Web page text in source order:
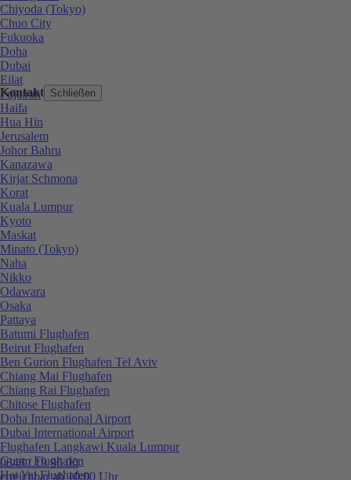
Kontakt Schließen
0848 / 19 96 00
erreichbar ab 10:00 Uhr
Chiyoda (Tokyo)
Chuo City
Fukuoka
Doha
Dubai
Eilat
Fujairah
Haifa
Hua Hin
Jerusalem
Johor Bahru
Kanazawa
Kirjat Schmona
Korat
Kuala Lumpur
Kyoto
Maskat
Minato (Tokyo)
Naha
Nikko
Odawara
Osaka
Pattaya
Batumi Flughafen
Beirut Flughafen
Ben Gurion Flughafen Tel Aviv
Chiang Mai Flughafen
Chiang Rai Flughafen
Chitose Flughafen
Doha International Airport
Dubai International Airport
Flughafen Langkawi Kuala Lumpur
Guam Flughafen
Hat Yai Flughafen